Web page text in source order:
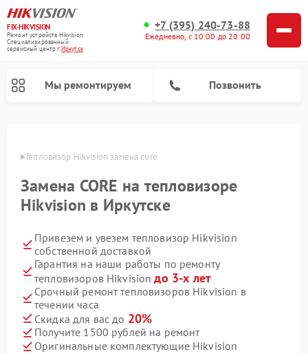
FIX-HIKVISION
Ремонт устройств Hikvision
Специализированный
cервисный центр г.Иркутск
+7 (395) 240-73-88
Ежедневно, с 10:00 до 20:00
Мы ремонтируем Позвонить
Тепловизор Hikvision замена core
Замена CORE на тепловизоре
Hikvision в Иркутске
Привезем и увезем тепловизор Hikvision
собственной доставкой
Гарантия на наши работы по ремонту
тепловизоров Hikvisionдо 3-х лет
Срочный ремонт тепловизоров Hikvision в
течении часа
Скидка для вас до 20%
Получите 1500 рублей на ремонт
Оригинальные комплектующие Hikvision